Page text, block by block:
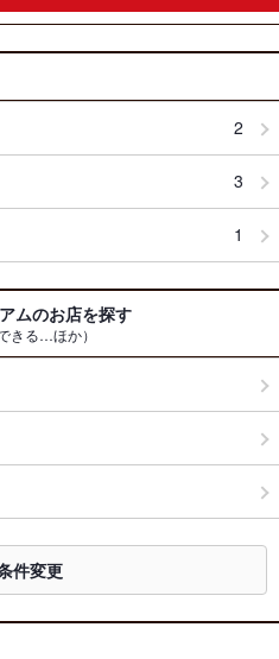
2
3
1
ムのお店を探す
きる…ほか）
件変更